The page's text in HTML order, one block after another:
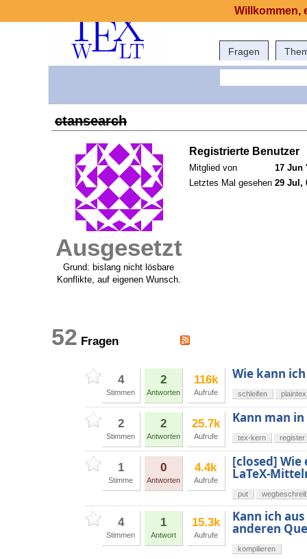
Fragen
ctansearch
Ausgesetzt
Grund: bislang nicht lösbare
Konflikte, auf eigenen Wunsch.
Registrierte Benutzer
Mitglied von
17 Jun
Letztes Mal gesehen 29 Jul,
52 Fragen
4
Stimmen
2
Antworten
116k
Aufrufe
Wie kann
schleifen plaintex
2
Stimmen
2
Antworten
25.7k
Aufrufe
Kann man
tex-kern register
1
Stimme
0
Antworten
4.4k
Aufrufe
[closed]
LaTeX-
put
4
Stimmen
1
Antwort
15.3k
Aufrufe
Kann ich
anderen
kompilieren
Willkommen,